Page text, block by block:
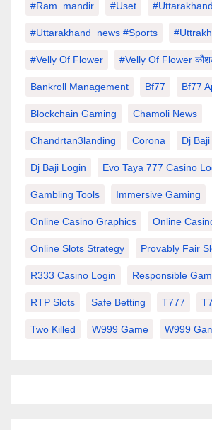
#Ram_mandir #uset #uttarakhand
#Uttarakhand_news #sports
#velly Of Flower #velly Of Flower
Bankroll Management Bf77 Bf77
Blockchain Gaming Chamoli News
Chandrtan3landing Corona Dj
Dj Baji Login Evo Taya 777 Casino
Gambling Tools Immersive Gaming
Online Casino Graphics Online
Online Slots Strategy Provably Fair
R333 Casino Login Responsible
RTP Slots Safe Betting T777
Two Killed W999 Game W999